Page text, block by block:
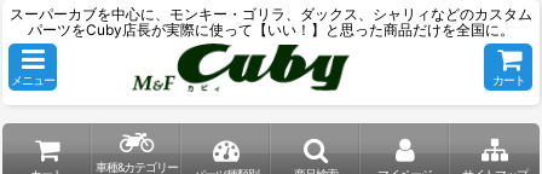
スーパーカブを中心に、モンキー・ゴリラ、ダックス、シャリィなどのカスタム
パーツをCuby店長が実際に使って【いい！】と思った商品だけを全国に。
メニュー カート
車種&カテゴリー